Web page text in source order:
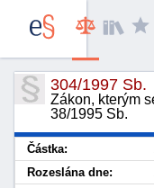
304/1997 Sb.
Zákon, kterým
38/1995 Sb.
Částka:
Rozeslána dne: